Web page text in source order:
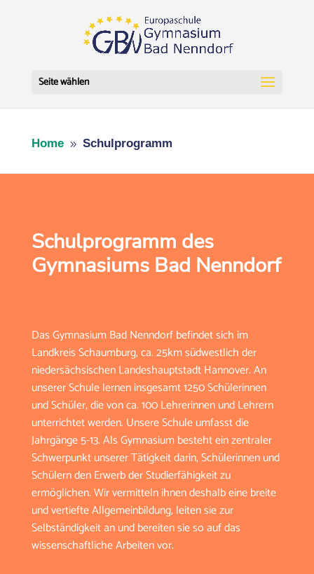
Seite wählen
Home 9 Schulprogramm
Schulprogramm des
Gymnasiums Bad Nenndorf
Das Gymnasium Bad Nenndorf befindet sich im
Landkreis Schaumburg, ca. 25km südwestlich der
niedersächsischen Landeshauptstadt Hannover. An
unserer Schule lernen insgesamt 1250 Schülerinnen
und Schüler, die von ca. 100 Lehrerinnen und Lehrern
unterrichtet werden. Unsere Schule umfasst die
Jahrgänge 5-13. Als Gymnasium besteht ein zentraler
Schwerpunkt unserer Tätigkeit darin, Schülerinnen und
Schülern den Erwerb der Studierfähigkeit zu
ermöglichen. Wir vermitteln ihnen deshalb eine breite
und vertiefte Allgemeinbildung, leiten sie zur
Selbständigkeit an und bereiten sie so auf das
wissenschaftliche Arbeiten vor.